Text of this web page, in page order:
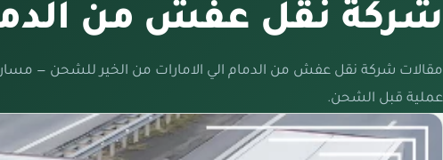
شركة نقل عفش من
مقالات شركة نقل عفش من الدمام الي الامارات من الخير للشحن —
عملية قبل الشحن.